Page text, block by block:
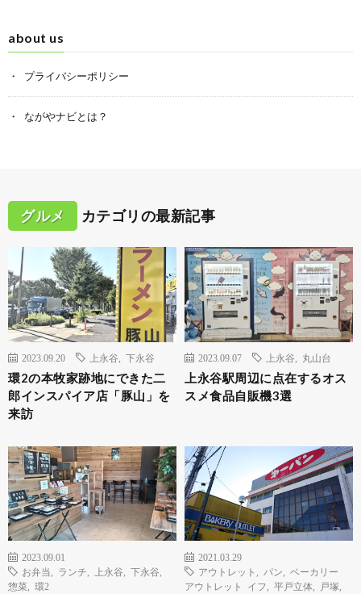
about us
プライバシーポリシー
ながやナビとは？
グルメ カテゴリの最新記事
2023.09.20 上永谷 下永谷
環2の本牧家跡地にできた二
郎インスパイア店「豚山」を
来訪
2023.09.07 上永谷 丸山台
上永谷駅周辺に点在するオス
スメ食品自販機3選
2023.09.01
お弁当
ランチ 上永谷 下永谷
惣菜
環2
2021.03.29
アウトレット
パン
ベーカリー
アウトレット イフ
平戸立体 戸塚